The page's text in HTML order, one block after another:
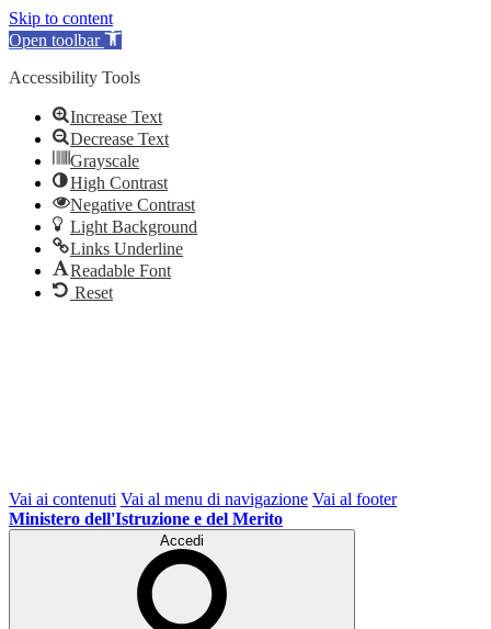
Skip to content
Open toolbar
Accessibility Tools
Increase Text
Decrease Text
Grayscale
High Contrast
Negative Contrast
Light Background
Links Underline
Readable Font
Reset
Vai ai contenuti Vai al menu di navigazione Vai al footer
Ministero dell'Istruzione e del Merito
Accedi